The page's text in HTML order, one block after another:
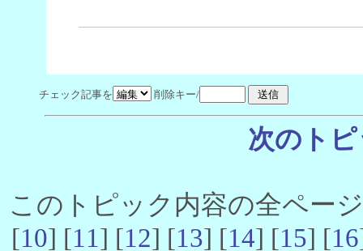
チェック記事を 削除キー/
次のト
このトピック内容の全ペー
[10] [11] [12] [13] [14] [15] [16